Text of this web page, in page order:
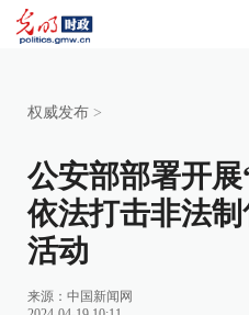
权威发布 >
公安部部署开
依法打击非法
活动
来源： 中国新闻网